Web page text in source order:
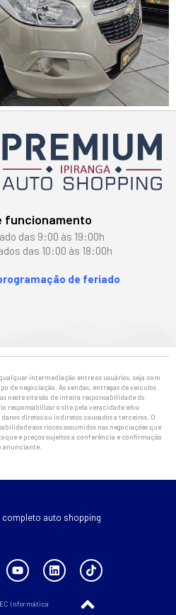
funcionamento
das 9:00 às 19:00h
das 10:00 às 18:00h
de feriado
intermediação entre os usuários, seja com
de negociação. As vendas, entregas de veículos
neste site são de inteira responsabilidade do
responsabilizar o site pela veracidade e/ou
diretos ou indiretos causados a terceiros. O
aos riscos assumidos nas negociações que
e preços sujeitos a conferência e confirmação
anunciante.
completo auto shopping
Informática